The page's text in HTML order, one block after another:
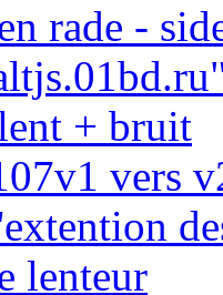
rade -
+ bruit
vers
lenteur